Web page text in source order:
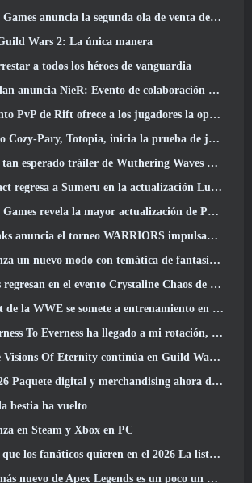
anuncia la segunda ola de venta de entradas para ExileCon
Wars 2: La única manera
a todos los héroes de vanguardia
NieR: Evento de colaboración de autómatas
a los jugadores la oportunidad de ganar hasta 4000 Créditos y un nuevo título
Pary, Totopia, inicia la prueba de juego beta cerrada
tráiler de Wuthering Waves Cyberpunk: Cruce de Edgerunners
regresa a Sumeru en la actualización Luna VII
mayor actualización de Path Of Exile II hasta el momento, El regreso de los antiguos
el torneo WARRIORS impulsado por la comunidad
modo con temática de fantasía medieval, 'Dragon's Claim'
en el evento Crystaline Chaos de Star Trek Online
a entrenamiento en “The Loot Camp” en el tráiler Live Action Burst Fest de Delta Force
To Everness ha llegado a mi rotación, Por ahora
Of Eternity continúa en Guild Wars 2 La próxima semana
digital y merchandising ahora disponibles para comprar
bestia ha vuelto
en Steam y Xbox en PC
quieren en el 2026 La lista de Marvel Rivals es la que tiene más probabilidades de suceder
de Apex Legends es un poco un demonio de la velocidad